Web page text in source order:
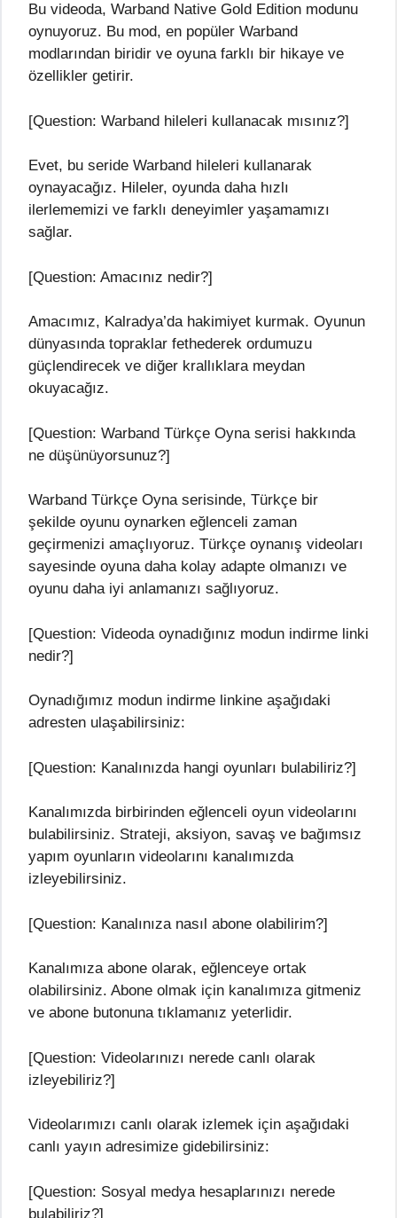
Bu videoda, Warband Native Gold Edition modunu
oynuyoruz. Bu mod, en popüler Warband
modlarından biridir ve oyuna farklı bir hikaye ve
özellikler getirir.
[Question: Warband hileleri kullanacak mısınız?]
Evet, bu seride Warband hileleri kullanarak
oynayacağız. Hileler, oyunda daha hızlı
ilerlememizi ve farklı deneyimler yaşamamızı
sağlar.
[Question: Amacınız nedir?]
Amacımız, Kalradya’da hakimiyet kurmak. Oyunun
dünyasında topraklar fethederek ordumuzu
güçlendirecek ve diğer krallıklara meydan
okuyacağız.
[Question: Warband Türkçe Oyna serisi hakkında
ne düşünüyorsunuz?]
Warband Türkçe Oyna serisinde, Türkçe bir
şekilde oyunu oynarken eğlenceli zaman
geçirmenizi amaçlıyoruz. Türkçe oynanış videoları
sayesinde oyuna daha kolay adapte olmanızı ve
oyunu daha iyi anlamanızı sağlıyoruz.
[Question: Videoda oynadığınız modun indirme linki
nedir?]
Oynadığımız modun indirme linkine aşağıdaki
adresten ulaşabilirsiniz:
[Question: Kanalınızda hangi oyunları bulabiliriz?]
Kanalımızda birbirinden eğlenceli oyun videolarını
bulabilirsiniz. Strateji, aksiyon, savaş ve bağımsız
yapım oyunların videolarını kanalımızda
izleyebilirsiniz.
[Question: Kanalınıza nasıl abone olabilirim?]
Kanalımıza abone olarak, eğlenceye ortak
olabilirsiniz. Abone olmak için kanalımıza gitmeniz
ve abone butonuna tıklamanız yeterlidir.
[Question: Videolarınızı nerede canlı olarak
izleyebiliriz?]
Videolarımızı canlı olarak izlemek için aşağıdaki
canlı yayın adresimize gidebilirsiniz:
[Question: Sosyal medya hesaplarınızı nerede
bulabiliriz?]